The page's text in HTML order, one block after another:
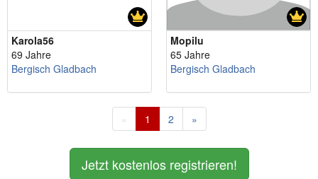
Karola56
69 Jahre
Bergisch Gladbach
Mopilu
65 Jahre
Bergisch Gladbach
« 1 2 »
Jetzt kostenlos registrieren!